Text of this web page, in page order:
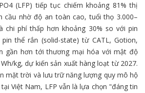
(LFP) tiếp tục chiếm khoảng 81% thị
cầu nhờ độ an toàn cao, tuổi thọ 3.000–
chi phí thấp hơn khoảng 30% so với pin
thể rắn (solid-state) từ CATL, Gotion,
gần hơn tới thương mại hóa với mật độ
kg, dự kiến sản xuất hàng loạt từ 2027.
mặt trời và lưu trữ năng lượng quy mô hộ
Việt Nam, LFP vẫn là lựa chọn "đáng tin